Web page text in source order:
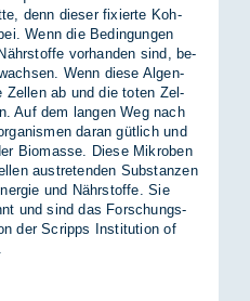
denn die­ser fi­xier­te Koh­
Wenn die Be­din­gun­gen
vor­han­den sind, be­
Wenn die­se Al­gen­
Zel­len ab und die to­ten Zel­
Auf dem lan­gen Weg nach
dar­an güt­lich und
Bio­mas­se. Die­se Mi­kro­ben
aus­tre­ten­den Sub­stan­zen
und Nähr­stof­fe. Sie
und sind das For­schungs­
der Scripps In­sti­tu­ti­on of